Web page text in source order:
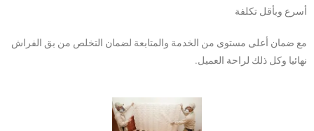
أسرع وبأقل تكلفة
مع ضمان أعلى مستوى من الخدمة والمتابعة لضمان التخلص من بق الفراش
نهائيا وكل ذلك لراحة العميل.